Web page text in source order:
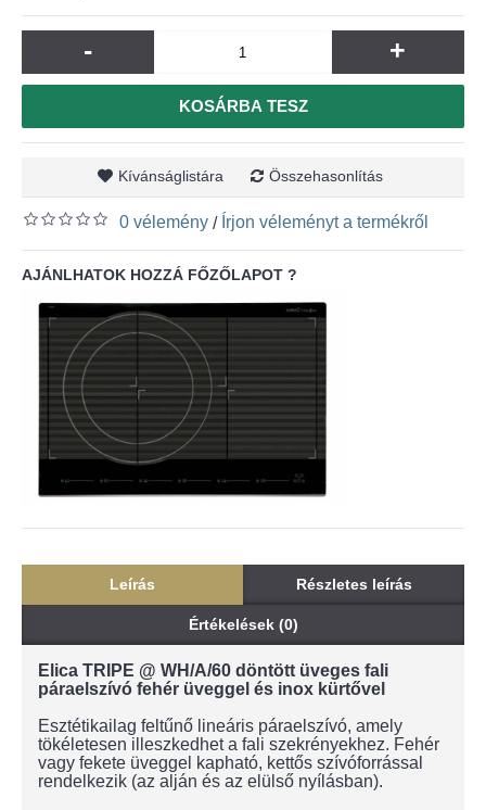
- +
KOSÁRBA TESZ
Kívánságlistára Összehasonlítás
0 vélemény / Írjon véleményt a termékről
AJÁNLHATOK HOZZÁ FŐZŐLAPOT ?
Leírás Részletes leírás
Értékelések (0)
Elica TRIPE @ WH/A/60 döntött üveges fali
páraelszívó fehér üveggel és inox kürtővel
Esztétikailag feltűnő lineáris páraelszívó, amely
tökéletesen illeszkedhet a fali szekrényekhez. Fehér
vagy fekete üveggel kapható, kettős szívóforrással
rendelkezik (az alján és az elülső nyílásban).